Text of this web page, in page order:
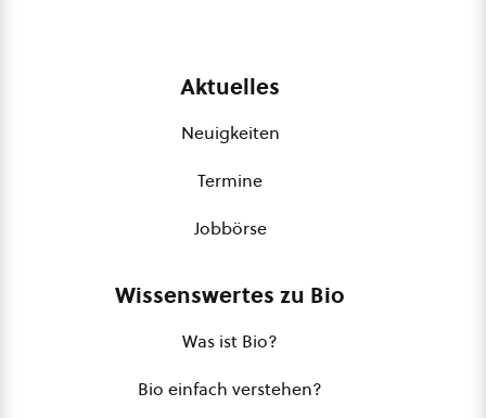
Aktuelles
Neuigkeiten
Termine
Jobbörse
Wissenswertes zu Bio
Was ist Bio?
Bio einfach verstehen?